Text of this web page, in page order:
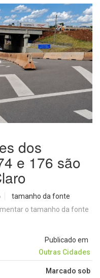
dos
e 176 são
tamanho da fonte
Publicado em
Outras Cidades
Marcado sob